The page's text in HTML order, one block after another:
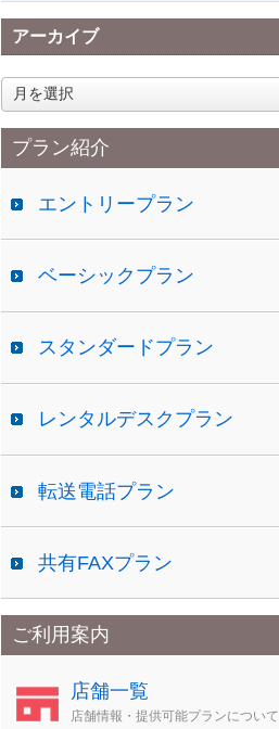
アーカイブ
ア
ー
カ
イプラン紹介
エントリープラン
ベーシックプラン
スタンダードプラン
レンタルデスクプラン
転送電話プラン
共有FAXプラン
ご利用案内
店舗一覧
店舗情報・提供可能プランについて